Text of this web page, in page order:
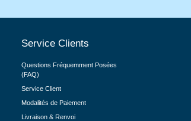
Service Clients
Questions Fréquemment Posées
(FAQ)
Service Client
Modalités de Paiement
Livraison & Renvoi